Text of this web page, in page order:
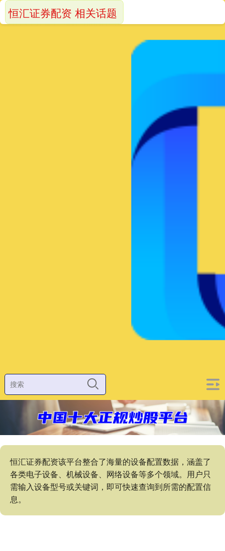
恒汇证券配资该平台整合了海量的设备配置数据，涵盖了
各类电子设备、机械设备、网络设备等多个领域。用户只
需输入设备型号或关键词，即可快速查询到所需的配置信
息。
恒汇证券配资 相关话题